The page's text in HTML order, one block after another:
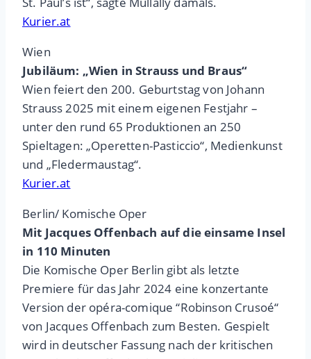
Kurier.at
Wien
Jubiläum: „Wien in Strauss und Braus“
Wien feiert den 200. Geburtstag von Johann
Strauss 2025 mit einem eigenen Festjahr –
unter den rund 65 Produktionen an 250
Spieltagen: „Operetten-Pasticcio“, Medienkunst
und „Fledermaustag“.
Kurier.at
Berlin/ Komische Oper
Mit Jacques Offenbach auf die einsame Insel
in 110 Minuten
Die Komische Oper Berlin gibt als letzte
Premiere für das Jahr 2024 eine konzertante
Version der opéra-comique “Robinson Crusoé“
von Jacques Offenbach zum Besten. Gespielt
wird in deutscher Fassung nach der kritischen